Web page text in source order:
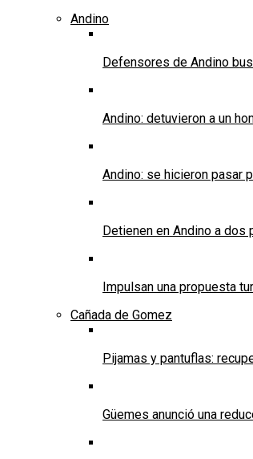
Andino
Defensores de Andino
Andino: detuvieron a un
Andino: se hicieron pasar
Detienen en Andino a
Impulsan una propuesta
Cañada de Gomez
Pijamas y pantuflas:
Güemes anunció una